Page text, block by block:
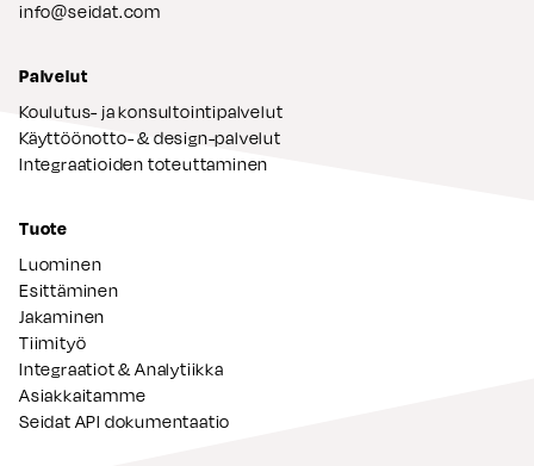
info@seidat.com
Palvelut
Koulutus- ja konsultointipalvelut
Käyttöönotto- & design-palvelut
Integraatioiden toteuttaminen
Tuote
Luominen
Esittäminen
Jakaminen
Tiimityö
Integraatiot & Analytiikka
Asiakkaitamme
Seidat API dokumentaatio